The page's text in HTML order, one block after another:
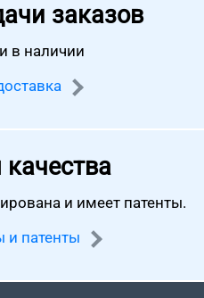
заказов
в наличии
качества
и имеет патенты.
и патенты